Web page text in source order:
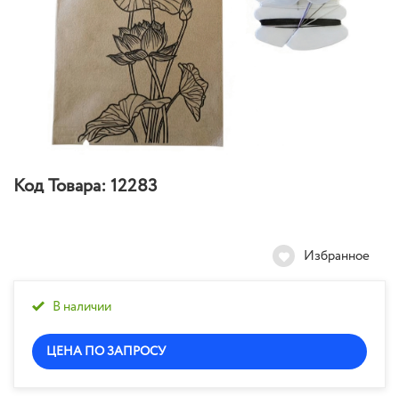
Код Товара: 12283
Избранное
В наличии
ЦЕНА ПО ЗАПРОСУ